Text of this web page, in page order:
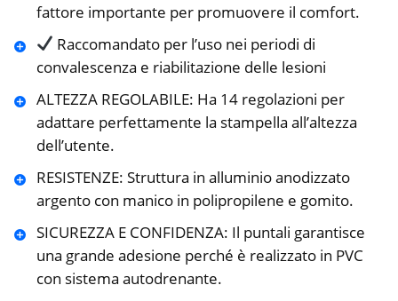
fattore importante per promuovere il comfort.
Raccomandato per l’uso nei periodi di
convalescenza e riabilitazione delle lesioni
ALTEZZA REGOLABILE: Ha 14 regolazioni per
adattare perfettamente la stampella all’altezza
dell’utente.
RESISTENZE: Struttura in alluminio anodizzato
argento con manico in polipropilene e gomito.
SICUREZZA E CONFIDENZA: Il puntali garantisce
una grande adesione perché è realizzato in PVC
con sistema autodrenante.